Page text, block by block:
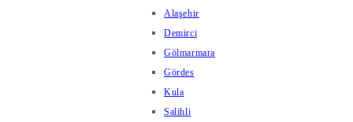
Alaşehir
Demirci
Gölmarmara
Gördes
Kula
Salihli